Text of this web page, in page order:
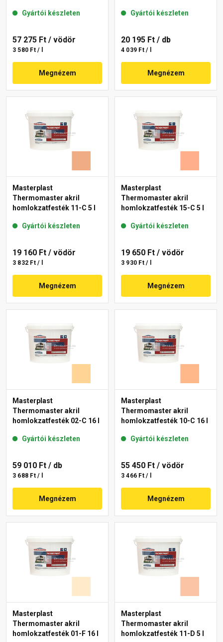
Gyártói készleten
57 275 Ft / vödör
3 580 Ft / l
Megnézem
Gyártói készleten
20 195 Ft / db
4 039 Ft / l
Megnézem
Masterplast
Thermomaster akril
homlokzatfesték 11-C 5 l
Gyártói készleten
19 160 Ft / vödör
3 832 Ft / l
Megnézem
Masterplast
Thermomaster akril
homlokzatfesték 15-C 5 l
Gyártói készleten
19 650 Ft / vödör
3 930 Ft / l
Megnézem
Masterplast
Thermomaster akril
homlokzatfesték 02-C 16 l
Gyártói készleten
59 010 Ft / db
3 688 Ft / l
Megnézem
Masterplast
Thermomaster akril
homlokzatfesték 10-C 16 l
Gyártói készleten
55 450 Ft / vödör
3 466 Ft / l
Megnézem
Masterplast
Thermomaster akril
homlokzatfesték 01-F 16 l
Masterplast
Thermomaster akril
homlokzatfesték 11-D 5 l